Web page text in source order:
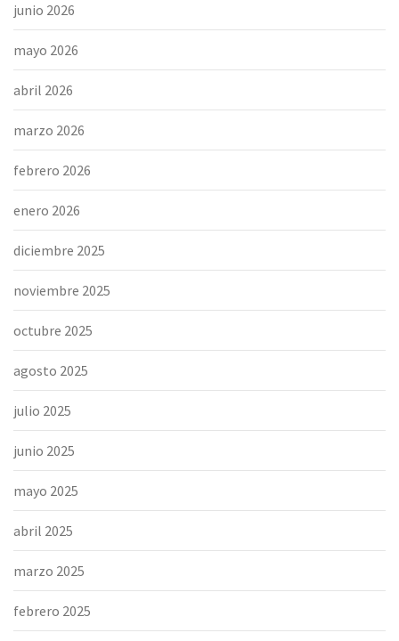
junio 2026
mayo 2026
abril 2026
marzo 2026
febrero 2026
enero 2026
diciembre 2025
noviembre 2025
octubre 2025
agosto 2025
julio 2025
junio 2025
mayo 2025
abril 2025
marzo 2025
febrero 2025